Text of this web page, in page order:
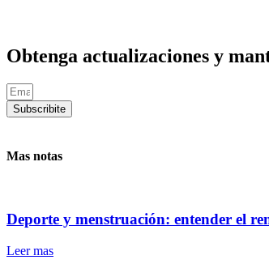
Obtenga actualizaciones y
Subscribite
Mas notas
Deporte y menstruación: entender el
Leer mas